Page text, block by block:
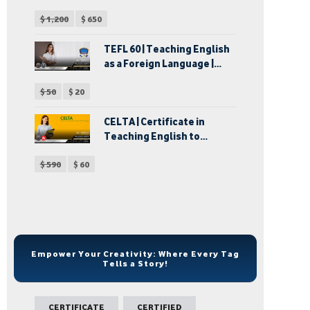
$1,200 $650
TEFL 60 | Teaching English
as a Foreign Language |
دبلوم تدريس اللغة الإنجليزية
لغير الناطقين بها
$50 $20
CELTA | Certificate in
Teaching English to
$590 $60
Empower Your Creativity: Where Every Tag
Tells a Story!
CERTIFICATE CERTIFIED